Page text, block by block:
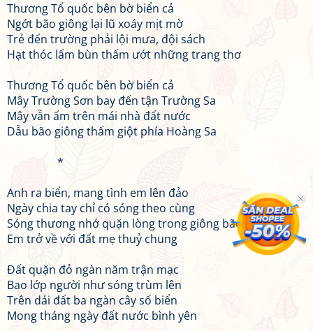
Thương Tổ quốc bên bờ biển cả
Ngớt bão giông lại lũ xoáy mịt mờ
Trẻ đến trường phải lội mưa, đội sách
Hạt thóc lấm bùn thấm ướt những trang thơ
Thương Tổ quốc bên bờ biển cả
Mây Trường Sơn bay đến tận Trường Sa
Mây vẫn ấm trên mái nhà đất nước
Dẫu bão giông thấm giột phía Hoàng Sa
*
Anh ra biển, mang tình em lên đảo
Ngày chia tay chỉ có sóng theo cùng
Sóng thương nhớ quặn lòng trong giông bão
Em trở về với đất mẹ thuỷ chung
Đất quặn đỏ ngàn năm trận mạc
Bao lớp người như sóng trùm lên
Trên dải đất ba ngàn cây số biển
Mong tháng ngày đất nước bình yên